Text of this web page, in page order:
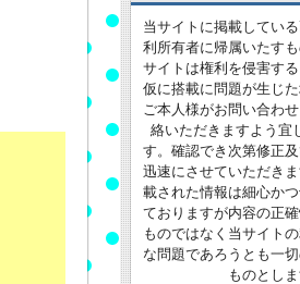
当サイトに掲載してい
利所有者に帰属いたす
サイトは権利を侵害す
仮に搭載に問題が生じ
ご本人様がお問い合わ
絡いただきますよう宜
す。確認でき次第修正
迅速にさせていただき
載された情報は細心か
ておりますが内容の正
ものではなく当サイト
な問題であろうとも一
ものとしま